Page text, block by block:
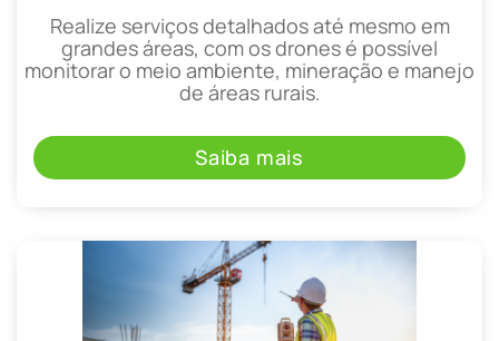
Realize serviços detalhados até mesmo em
grandes áreas, com os drones é possível
monitorar o meio ambiente, mineração e manejo
de áreas rurais.
Saiba mais